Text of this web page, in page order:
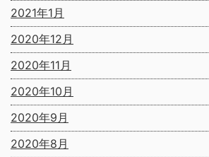
2021年1月
2020年12月
2020年11月
2020年10月
2020年9月
2020年8月